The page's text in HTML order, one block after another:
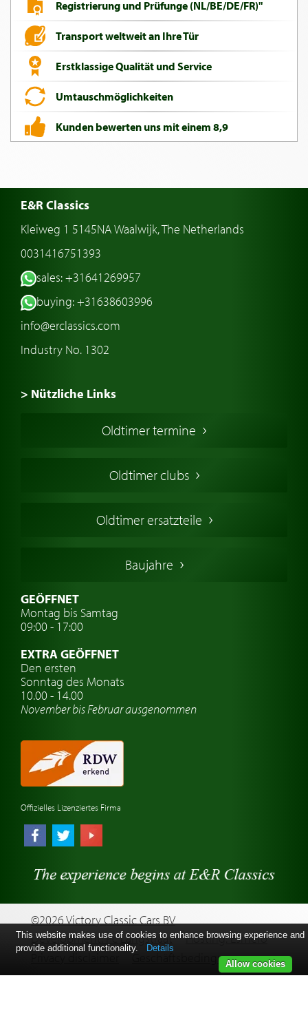
Registrierung und Prüfunge (NL/BE/DE/FR)"
Transport weltweit an Ihre Tür
Erstklassige Qualität und Service
Umtauschmöglichkeiten
Kunden bewerten uns mit einem 8,9
E&R Classics
Kleiweg 1 5145NA Waalwijk, The Netherlands
0031416751393
sales: +31641269957
buying: +31638603996
info@erclassics.com
Industry No. 1302
> Nützliche Links
Oldtimers in Europa
Englische Oldtimer
Deutsche Oldtimer
Schwedische Oldtimer
Oldtimer mit h-kennzeichen
Auto Oldtimer Markt
Oldtimer-Versicherung
Oldtimer-Clubs
Oldtimer-Reisen
Automarken uhren
Oldtimer termine
Oldtimer clubs
Oldtimer ersatzteile
Baujahre
GEÖFFNET
Montag bis Samtag
09:00 - 17:00
EXTRA GEÖFFNET
Den ersten
Sonntag des Monats
10.00 - 14.00
November bis Februar ausgenommen
Offizielles Lizenziertes Firma
©2026 Victory Classic Cars BV
Development: Pc Langstraat
Hosting: Esmero
Geschäftsbedingungen
This website makes use of cookies to enhance browsing experience and
provide additional functionality.
Details
Allow cookies